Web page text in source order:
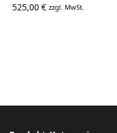
525,00 € zzgl. MwSt.